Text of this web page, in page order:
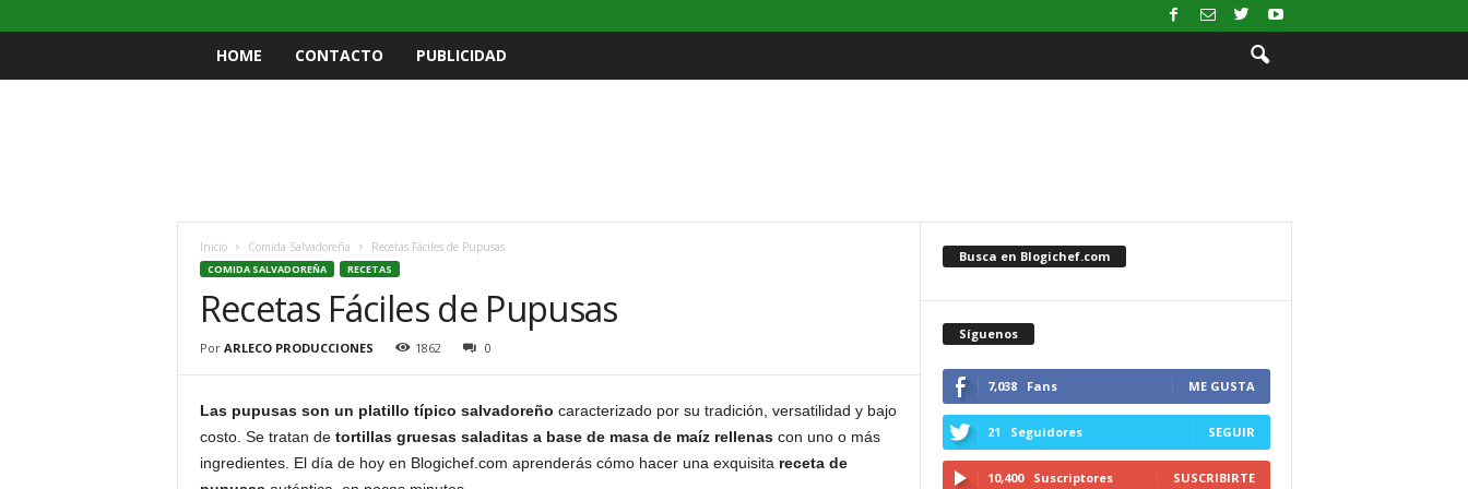
HOME CONTACTO PUBLICIDAD
Inicio Comida Salvadoreña Recetas Fáciles de Pupusas
COMIDA SALVADOREÑA RECETAS
Recetas Fáciles de Pupusas
Por ARLECO PRODUCCIONES 1862 0
Las pupusas son un platillo típico salvadoreño caracterizado por su tradición, versatilidad y bajo
costo. Se tratan detortillas gruesas saladitas a base de masa de maíz rellenascon uno o más
ingredientes. El día de hoy en Blogichef.com aprenderás cómo hacer una exquisita receta de
Busca en Blogichef.com
Síguenos
7,038 Fans ME GUSTA
21 Seguidores SEGUIR
10,400 Suscriptores SUSCRIBIRTE